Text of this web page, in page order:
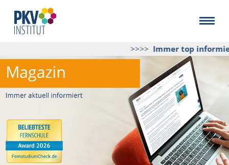
>>>>Immer top informiert